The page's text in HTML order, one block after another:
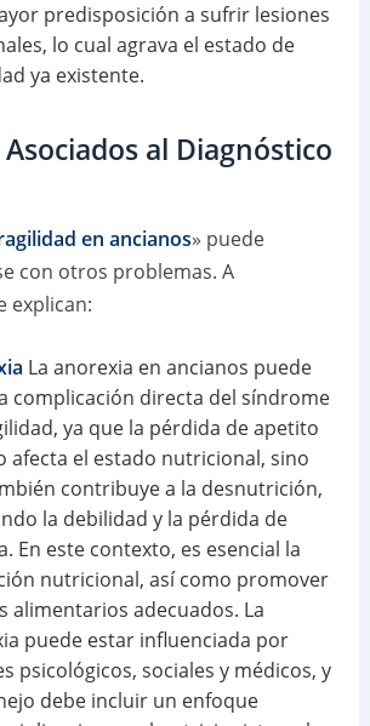
predisposición a sufrir lesiones
lo cual agrava el estado de
ya existente.
al Diagnóstico
en ancianos» puede
con otros problemas. A
explican:
La anorexia en ancianos puede
complicación directa del síndrome
ya que la pérdida de apetito
afecta el estado nutricional, sino
contribuye a la desnutrición,
la debilidad y la pérdida de
En este contexto, es esencial la
nutricional, así como promover
alimentarios adecuados. La
puede estar influenciada por
psicológicos, sociales y médicos, y
debe incluir un enfoque